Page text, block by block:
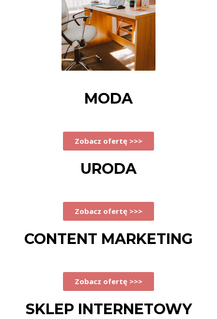
MODA
Zobacz ofertę >>>
URODA
Zobacz ofertę >>>
CONTENT MARKETING
Zobacz ofertę >>>
SKLEP INTERNETOWY